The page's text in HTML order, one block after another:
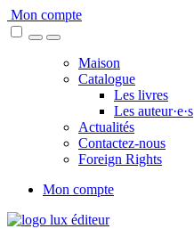
Skip
to
Mon compte
Maison
Catalogue
Les livres
Les auteur·e·s
Actualités
Contactez-nous
Foreign Rights
Mon compte